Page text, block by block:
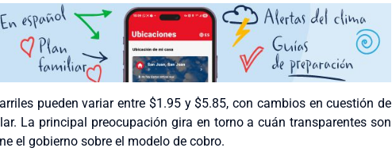
pueden variar entre $1.95 y $5.85, con cambios en cuestión de
La principal preocupación gira en torno a cuán transparentes son
el gobierno sobre el modelo de cobro.